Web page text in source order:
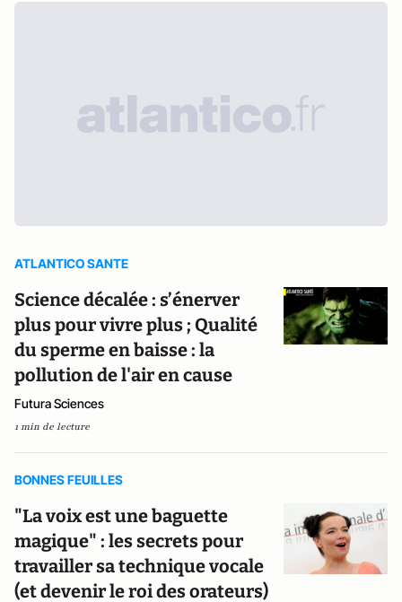
ATLANTICO SANTE
Science décalée : s’énerver
plus pour vivre plus ; Qualité
du sperme en baisse : la
pollution de l'air en cause
Futura Sciences
1 min de lecture
BONNES FEUILLES
"La voix est une baguette
magique" : les secrets pour
travailler sa technique vocale
(et devenir le roi des orateurs)